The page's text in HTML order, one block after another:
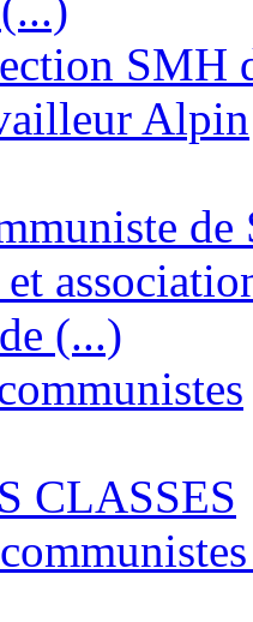
SMH
Alpin
(...)
CLASSES